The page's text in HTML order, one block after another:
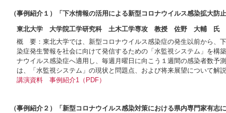
（事例紹介１）「下水情報の活用による新型コロナウイルス感染拡大防
東北大学 大学院工学研究科 土木工学専攻 教授 佐野 大輔 氏
概 要：東北大学では、新型コロナウイルス感染症の発生以前から、
染症発生警報を社会に向けて発信するための「水監視システム」を構
ナウイルス感染症へ適用し、毎週月曜日に向こう１週間の感染者数予
は、「水監視システム」の現状と問題点、および将来展望について解
講演資料 事例紹介1（PDF）
（事例紹介２）「新型コロナウイルス感染対策における県内専門家有志